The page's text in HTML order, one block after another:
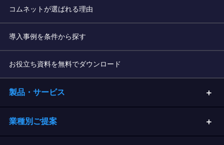
コムネットが選ばれる理由
導入事例を条件から探す
お役立ち資料を無料でダウンロード
製品・サービス
業種別ご提案